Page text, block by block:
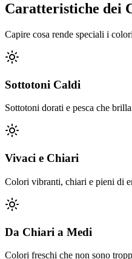
Caratteristiche dei
Capire cosa rende speciali i
Sottotoni Caldi
Sottotoni dorati e pesca che
Vivaci e Chiari
Colori vibranti, chiari e pieni di
Da Chiari a Medi
Colori freschi che non sono